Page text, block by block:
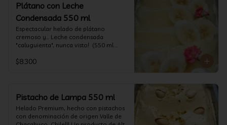
Plátano con Leche
Condensada 550 ml
Espectacular helado de plátano
cremoso y... Leche condensada
"caluguienta", nunca visto!  (550 ml
$8.300
Pistacho de Lampa 550 ml
Helado Premium, hecho con pistachos
con denominación de origen Valle de